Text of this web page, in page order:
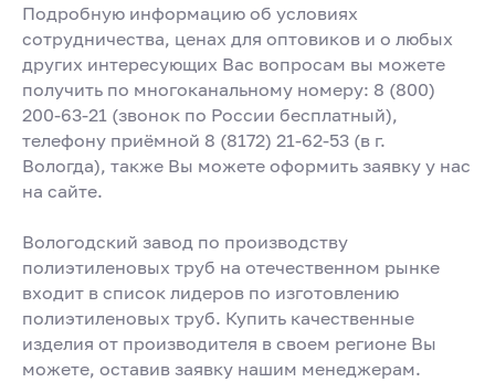
Подробную информацию об условиях
сотрудничества, ценах для оптовиков и о любых
других интересующих Вас вопросам вы можете
получить по многоканальному номеру: 8 (800)
200-63-21 (звонок по России бесплатный),
телефону приёмной 8 (8172) 21-62-53 (в г.
Вологда), также Вы можете оформить заявку у нас
на сайте.
Вологодский завод по производству
полиэтиленовых труб на отечественном рынке
входит в список лидеров по изготовлению
полиэтиленовых труб. Купить качественные
изделия от производителя в своем регионе Вы
можете, оставив заявку нашим менеджерам.